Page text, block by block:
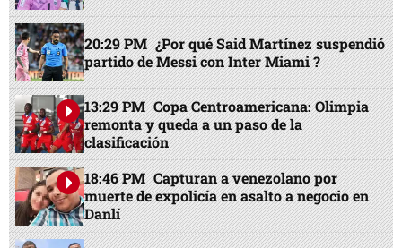
20:29 PM ¿Por qué Said Martínez suspendió
partido de Messi con Inter Miami ?
13:29 PM Copa Centroamericana: Olimpia
remonta y queda a un paso de la
clasificación
18:46 PM Capturan a venezolano por
muerte de expolicía en asalto a negocio en
Danlí